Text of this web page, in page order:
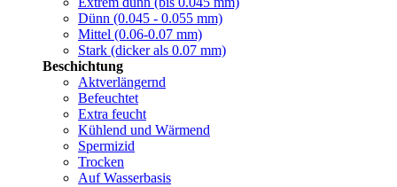
Dünn (0.045 - 0.055 mm)
Mittel (0.06-0.07 mm)
Stark (dicker als 0.07 mm)
Beschichtung
Aktverlängernd
Befeuchtet
Extra feucht
Kühlend und Wärmend
Spermizid
Trocken
Auf Wasserbasis